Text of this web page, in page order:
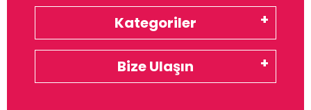
Kategoriler
Bize Ulaşın